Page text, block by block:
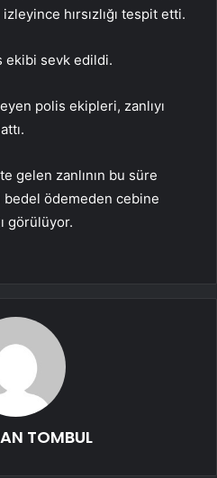
hırsızlığı tespit etti.
ekibi sevk edildi.
polis ekipleri, zanlıyı
gelen zanlının bu süre
bedel ödemeden cebine
görülüyor.
TOMBUL